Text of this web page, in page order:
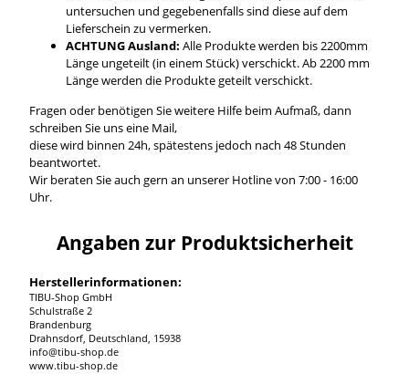
untersuchen und gegebenenfalls sind diese auf dem
Lieferschein zu vermerken.
ACHTUNG Ausland: Alle Produkte werden bis 2200mm
Länge ungeteilt (in einem Stück) verschickt. Ab 2200 mm
Länge werden die Produkte geteilt verschickt.
Fragen oder benötigen Sie weitere Hilfe beim Aufmaß, dann
schreiben Sie uns eine Mail,
diese wird binnen 24h, spätestens jedoch nach 48 Stunden
beantwortet.
Wir beraten Sie auch gern an unserer Hotline von 7:00 - 16:00
Uhr.
Angaben zur Produktsicherheit
Herstellerinformationen:
TIBU-Shop GmbH
Schulstraße 2
Brandenburg
Drahnsdorf, Deutschland, 15938
info@tibu-shop.de
www.tibu-shop.de